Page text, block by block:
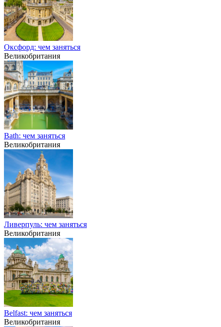
Оксфорд: чем заняться
Великобритания
Bath: чем заняться
Великобритания
Ливерпуль: чем заняться
Великобритания
Belfast: чем заняться
Великобритания